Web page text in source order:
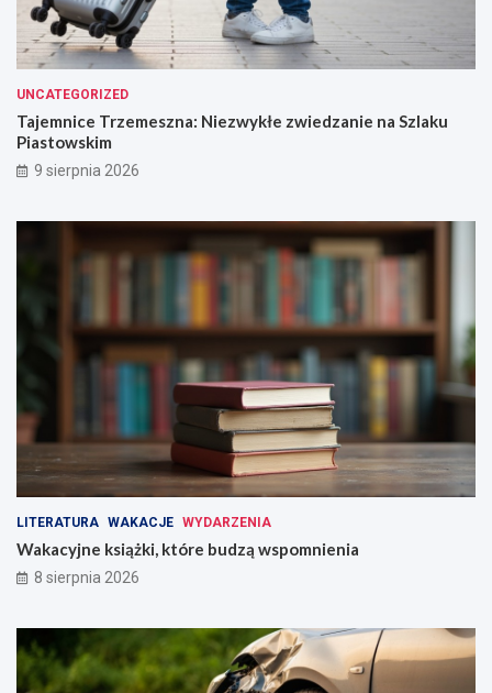
UNCATEGORIZED
Tajemnice Trzemeszna: Niezwykłe zwiedzanie na Szlaku
Piastowskim
9 sierpnia 2026
LITERATURA WAKACJE WYDARZENIA
Wakacyjne książki, które budzą wspomnienia
8 sierpnia 2026